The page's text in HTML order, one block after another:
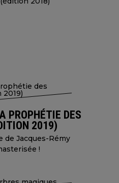
PROPHÉTIE DES
2019)
de Jacques-Rémy
!